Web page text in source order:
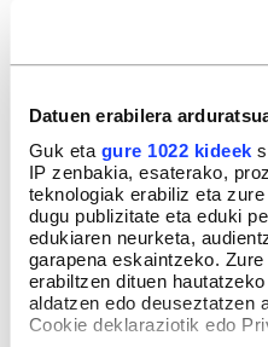
Datuen erabilera
Guk eta gure 1022 kideek
IP zenbakia, esaterako,
teknologiak erabiliz eta
dugu publizitate eta eduki
edukiaren neurketa,
garapena eskaintzeko.
erabiltzen dituen
aldatzen edo deuseztatzen
Cookie deklaraziotik edo
GEHIEN IRAKURRIAK
INTERESGARRIA